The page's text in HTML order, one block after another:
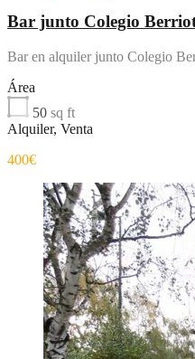
Bar junto Colegio
Bar en alquiler junto Colegio
Área
50 sq ft
Alquiler, Venta
400€